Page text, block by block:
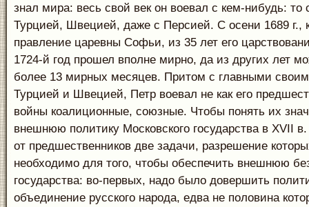
знал мира: весь свой век он воевал с кем-нибудь: то
Турцией, Швецией, даже с Персией. С осени 1689 г.,
правление царевны Софьи, из 35 лет его
1724-й год прошел вполне мирно, да из других лет
более 13 мирных месяцев. Притом с главными
Турцией и Швецией, Петр воевал не как его
войны коалиционные, союзные. Чтобы понять их
внешнюю политику Московского государства в XVII
от предшественников две задачи, разрешение
необходимо для того, чтобы обеспечить внешнюю
государства: во-первых, надо было довершить
объединение русского народа, едва не половина